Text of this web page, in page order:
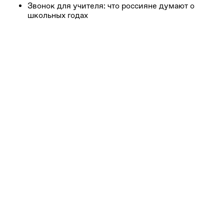
Звонок для учителя: что россияне думают о
школьных годах